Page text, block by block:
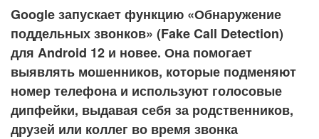
Google запускает функцию «Обнаружение
поддельных звонков» (Fake Call Detection)
для Android 12 и новее. Она помогает
выявлять мошенников, которые подменяют
номер телефона и используют голосовые
дипфейки, выдавая себя за родственников,
друзей или коллег во время звонка